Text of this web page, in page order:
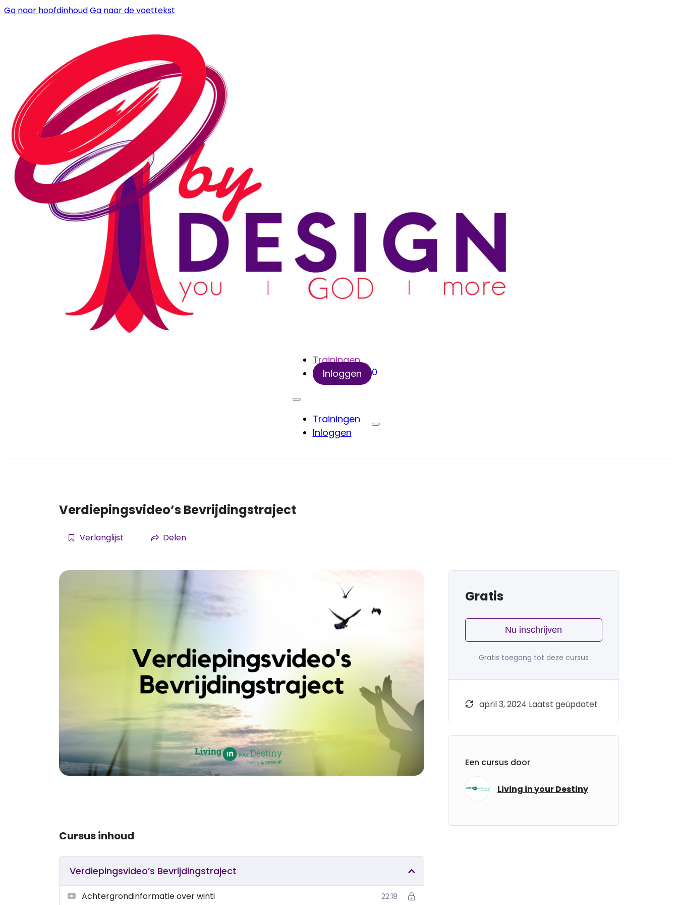
Ga naar hoofdinhoudGa naar de voettekst
Trainingen
Inloggen
Trainingen
Inloggen
0
Verdiepingsvideo’s Bevrijdingstraject
Verlanglijst Delen
Cursus inhoud
Verdiepingsvideo’s Bevrijdingstraject
Achtergrondinformatie over winti 22:18
Gratis
Nu inschrijven
Gratis toegang tot deze cursus
april 3, 2024 Laatst geüpdatet
Een cursus door
Living in your Destiny